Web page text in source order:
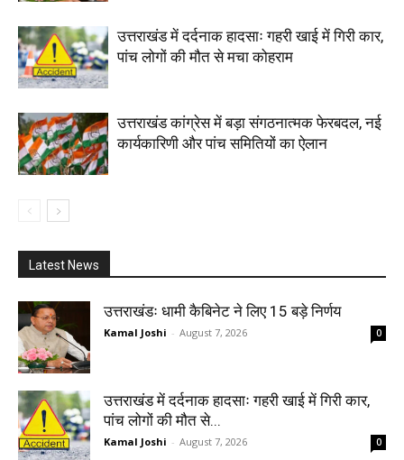
उत्तराखंड में दर्दनाक हादसाः गहरी खाई में गिरी कार,
पांच लोगों की मौत से मचा कोहराम
उत्तराखंड कांग्रेस में बड़ा संगठनात्मक फेरबदल, नई
कार्यकारिणी और पांच समितियों का ऐलान
Latest News
उत्तराखंडः धामी कैबिनेट ने लिए 15 बड़े निर्णय
Kamal Joshi - August 7, 2026 0
उत्तराखंड में दर्दनाक हादसाः गहरी खाई में गिरी कार,
पांच लोगों की मौत से...
Kamal Joshi - August 7, 2026 0